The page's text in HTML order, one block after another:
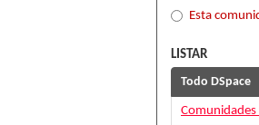
Esta
LISTAR
Todo DSpace
Comunidades